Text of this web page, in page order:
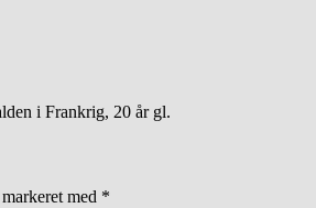
i Frankrig, 20 år gl.
med *